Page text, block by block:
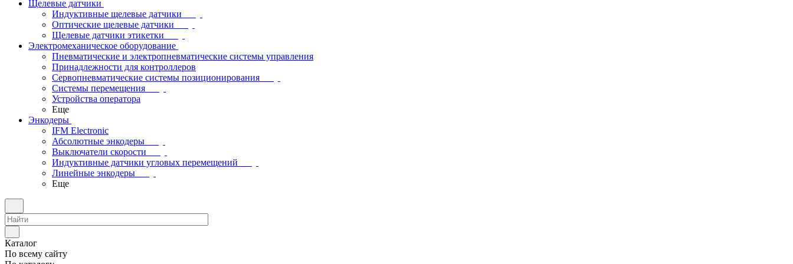
Щелевые датчики
Индуктивные щелевые датчики
Оптические щелевые датчики
Щелевые датчики этикетки
Электромеханическое оборудование
Пневматические и электропневматические системы управления
Принадлежности для контроллеров
Сервопневматические системы позиционирования
Системы перемещения
Устройства оператора
Еще
Энкодеры
IFM Electronic
Абсолютные энкодеры
Выключатели скорости
Индуктивные датчики угловых перемещений
Линейные энкодеры
Еще
Каталог
По всему сайту